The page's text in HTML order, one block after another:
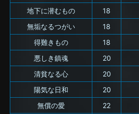
地下に潜むもの
18
無垢なるつがい
18
得難きもの
18
悪しき鎮魂
20
清貧なる心
20
陽気な日和
20
無償の愛
22